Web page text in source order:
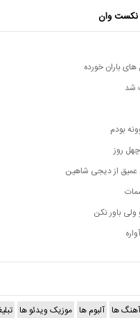
نکست وان
های باران خورده
شد
بودم
روز
عمیق از دیجی شاهین
باور نکن
ها آلبوم ها موزیک ویدئو ها